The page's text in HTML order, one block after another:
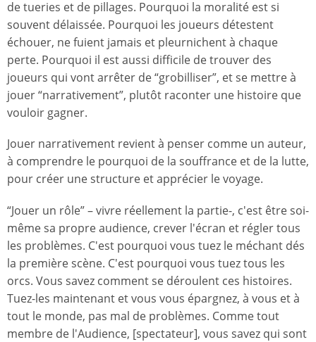
de tueries et de pillages. Pourquoi la moralité est si
souvent délaissée. Pourquoi les joueurs détestent
échouer, ne fuient jamais et pleurnichent à chaque
perte. Pourquoi il est aussi difficile de trouver des
joueurs qui vont arrêter de “grobilliser”, et se mettre à
jouer “narrativement”, plutôt raconter une histoire que
vouloir gagner.
Jouer narrativement revient à penser comme un auteur,
à comprendre le pourquoi de la souffrance et de la lutte,
pour créer une structure et apprécier le voyage.
“Jouer un rôle” – vivre réellement la partie-, c'est être soi-
même sa propre audience, crever l'écran et régler tous
les problèmes. C'est pourquoi vous tuez le méchant dés
la première scène. C'est pourquoi vous tuez tous les
orcs. Vous savez comment se déroulent ces histoires.
Tuez-les maintenant et vous vous épargnez, à vous et à
tout le monde, pas mal de problèmes. Comme tout
membre de l'Audience, [spectateur], vous savez qui sont